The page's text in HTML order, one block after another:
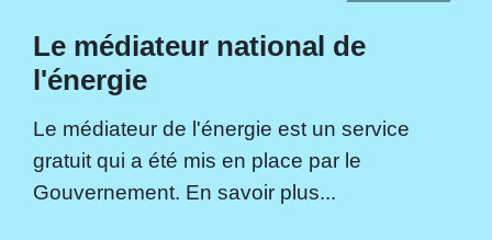
Le médiateur national de
l'énergie
Le médiateur de l'énergie est un service
gratuit qui a été mis en place par le
Gouvernement. En savoir plus...